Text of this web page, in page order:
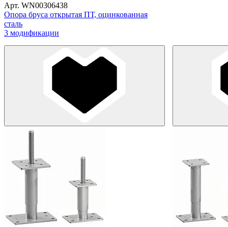
Арт. WN00306438
Опора бруса открытая ПТ, оцинкованная
сталь
3 модификации